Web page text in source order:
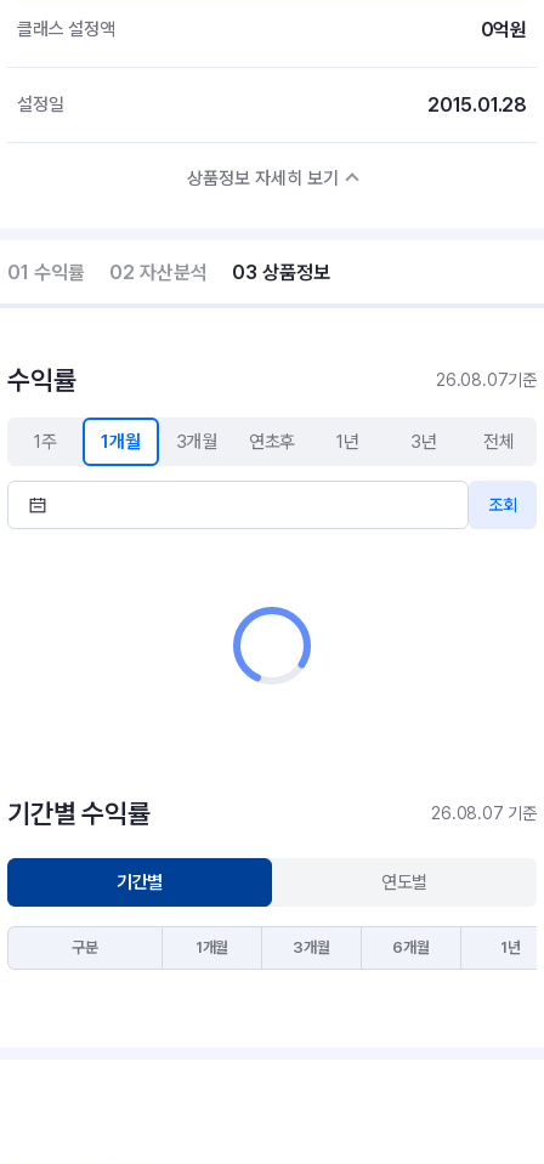
클래스 설정액 0억원
설정일 2015.01.28
상품정보 자세히 보기
01 수익률 02 자산분석 03 상품정보
수익률 26.08.07기준
1주 1개월 3개월 연초후 1년 3년 전체
조회
기간별 수익률 26.08.07 기준
기간별 연도별
구분 1개월 3개월 6개월 1년